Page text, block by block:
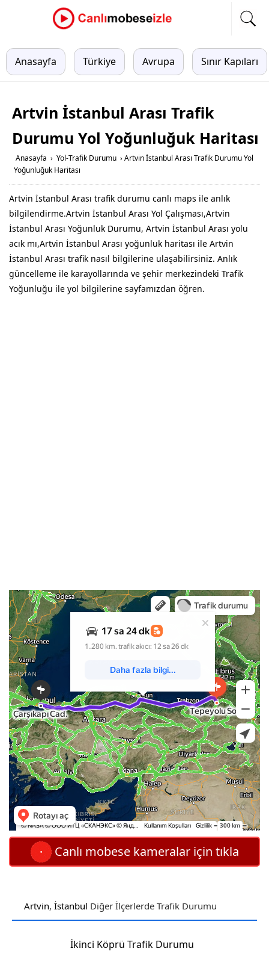
Anasayfa Türkiye Avrupa Sınır Kapıları
Artvin İstanbul Arası Trafik
Durumu Yol Yoğunluğuk Haritası
Anasayfa › Yol-Trafik Durumu › Artvin İstanbul Arası Trafik Durumu Yol
Yoğunluğuk Haritası
Artvin İstanbul Arası trafik durumu canlı maps ile anlık
bilgilendirme.Artvin İstanbul Arası Yol Çalışması,Artvin
İstanbul Arası Yoğunluk Durumu, Artvin İstanbul Arası yolu
acık mı,Artvin İstanbul Arası yoğunluk haritası ile Artvin
İstanbul Arası trafik nasıl bilgilerine ulaşabilirsiniz. Anlık
güncelleme ile karayollarında ve şehir merkezindeki Trafik
Yoğunluğu ile yol bilgilerine sayfamızdan öğren.
Canlı mobese kameralar için tıkla
Artvin, İstanbul Diğer İlçerlerde Trafik Durumu
İkinci Köprü Trafik Durumu